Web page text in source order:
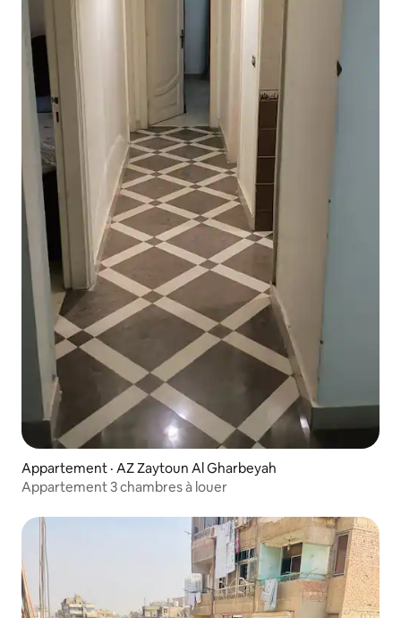
Appartement · AZ Zaytoun Al Gharbeyah
Appartement 3 chambres à louer